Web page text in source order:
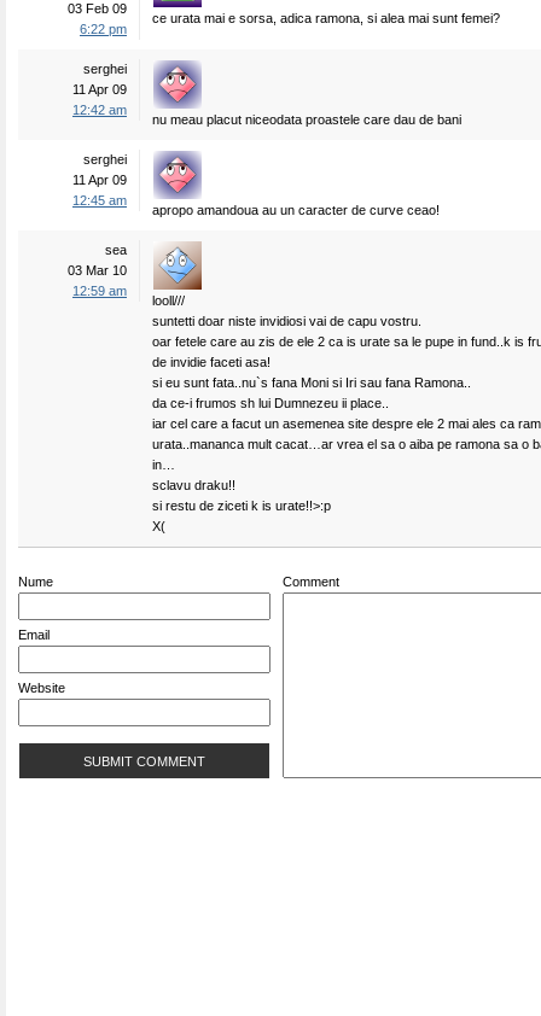
03 Feb 09
6:22 pm
ce urata mai e sorsa, adica ramona, si alea mai sunt femei?
serghei
11 Apr 09
12:42 am
nu meau placut niceodata proastele care dau de bani
serghei
11 Apr 09
12:45 am
apropo amandoua au un caracter de curve ceao!
sea
03 Mar 10
12:59 am
looll///
suntetti doar niste invidiosi vai de capu vostru.
oar fetele care au zis de ele 2 ca is urate sa le pupe in fund..k is
de invidie faceti asa!
si eu sunt fata..nu`s fana Moni si Iri sau fana Ramona..
da ce-i frumos sh lui Dumnezeu ii place..
iar cel care a facut un asemenea site despre ele 2 mai ales ca
urata..mananca mult cacat…ar vrea el sa o aiba pe ramona sa o
in…
sclavu draku!!
si restu de ziceti k is urate!!>:p
X(
Nume
Email
Website
Comment